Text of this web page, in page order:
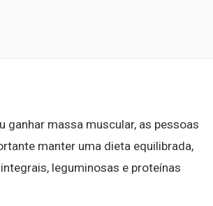
ganhar massa muscular, as pessoas
manter uma dieta equilibrada,
leguminosas e proteínas